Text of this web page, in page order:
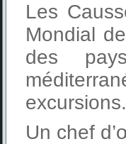
Les
Mondial
des
excursions.
Un chef